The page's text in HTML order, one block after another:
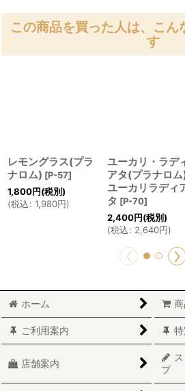
この商品を買った人は、こん
す
レモングラス(プラ
ナロム) [P-57]
1,800円(税別)
(税込: 1,980円)
ユーカリ・ラデ
アタ(プラナロ
ユーカリラディ
タ [P-70]
2,400円(税別)
(税込: 2,640円)
ホーム
ご利用案内
店舗案内
ブ